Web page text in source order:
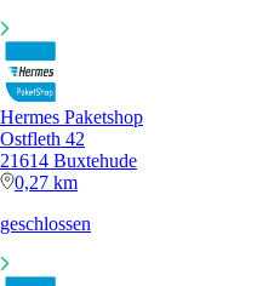
Hermes Paketshop
Ostfleth 42
21614 Buxtehude
0,27 km
geschlossen